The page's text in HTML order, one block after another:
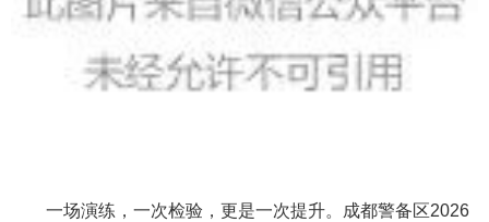
一场演练，一次检验，更是一次提升。成都警备区2026